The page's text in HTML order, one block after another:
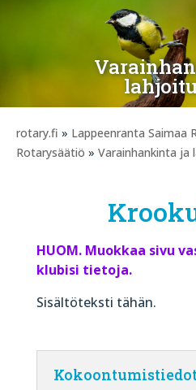
rotary.fi » Lappeenranta Saimaa
Rotarysäätiö » Varainhankinta ja
HUOM. Muokkaa sivu
klubisi tietoja.
Sisältöteksti tähän.